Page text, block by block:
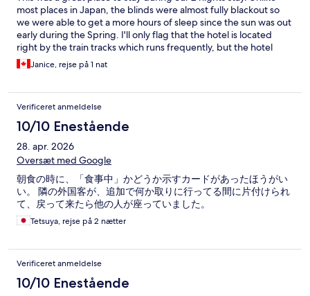
most places in Japan, the blinds were almost fully blackout so
we were able to get a more hours of sleep since the sun was out
early during the Spring. I'll only flag that the hotel is located
right by the train tracks which runs frequently, but the hotel
gave me ear plugs which worked well.
Janice, rejse på 1 nat
Verificeret anmeldelse
10/10 Enestående
28. apr. 2026
Oversæt med Google
朝食の時に、「食事中」かどうか示すカードがあったほうがい
い。 隣の外国客が、追加で何か取りに行ってる間に片付けられ
て、戻って来たら他の人が座っていました。
Tetsuya, rejse på 2 nætter
Verificeret anmeldelse
10/10 Enestående